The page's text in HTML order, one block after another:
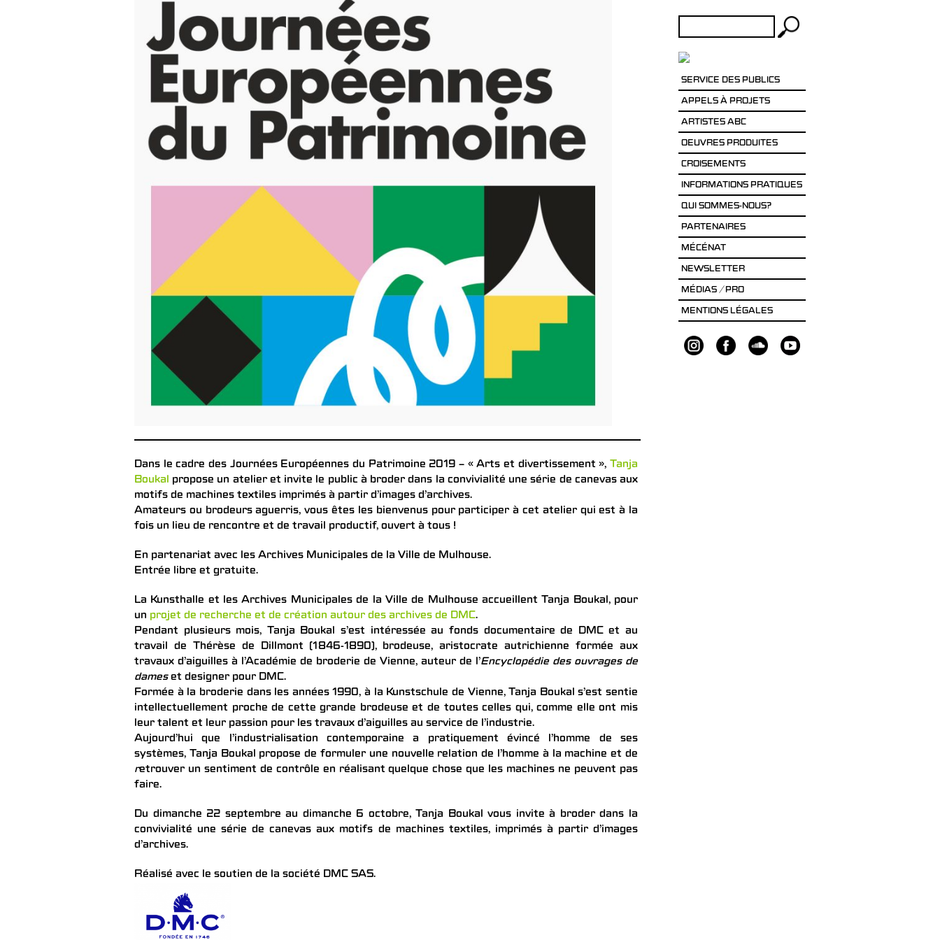
Dans le cadre des Journées Européennes du Patrimoine 2019 – « Arts et divertissement », Tanja
Boukal propose un atelier et invite le public à broder dans la convivialité une série de canevas aux
motifs de machines textiles imprimés à partir d’images d’archives.
Amateurs ou brodeurs aguerris, vous êtes les bienvenus pour participer à cet atelier qui est à la
fois un lieu de rencontre et de travail productif, ouvert à tous !
En partenariat avec les Archives Municipales de la Ville de Mulhouse.
Entrée libre et gratuite.
La Kunsthalle et les Archives Municipales de la Ville de Mulhouse accueillent Tanja Boukal, pour
un projet de recherche et de création autour des archives de DMC.
Pendant plusieurs mois, Tanja Boukal s’est intéressée au fonds documentaire de DMC et au
travail de Thérèse de Dillmont (1846-1890), brodeuse, aristocrate autrichienne formée aux
travaux d’aiguilles à l’Académie de broderie de Vienne, auteur de l’Encyclopédie des ouvrages de
dameset designer pour DMC.
Formée à la broderie dans les années 1990, à la Kunstschule de Vienne, Tanja Boukal s’est sentie
intellectuellement proche de cette grande brodeuse et de toutes celles qui, comme elle ont mis
leur talent et leur passion pour les travaux d’aiguilles au service de l’industrie.
Aujourd’hui que l’industrialisation contemporaine a pratiquement évincé l’homme de ses
systèmes, Tanja Boukal propose de formuler une nouvelle relation de l’homme à la machine et de
retrouver un sentiment de contrôle en réalisant quelque chose que les machines ne peuvent pas
faire.
Du dimanche 22 septembre au dimanche 6 octobre, Tanja Boukal vous invite à broder dans la
convivialité une série de canevas aux motifs de machines textiles, imprimés à partir d’images
d’archives.
Réalisé avec le soutien de la société DMC SAS.
SERVICE DES PUBLICS
APPELS À PROJETS
ARTISTES ABC
OEUVRES PRODUITES
CROISEMENTS
INFORMATIONS PRATIQUES
QUI SOMMES-NOUS?
PARTENAIRES
MÉCÉNAT
NEWSLETTER
MÉDIAS / PRO
MENTIONS LÉGALES